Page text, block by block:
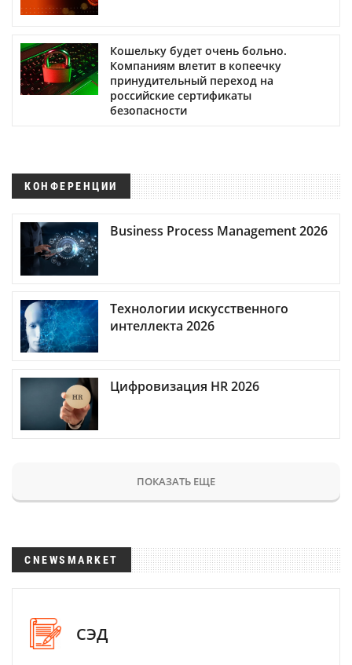
Кошельку будет очень больно.
Компаниям влетит в копеечку
принудительный переход на
российские сертификаты
безопасности
КОНФЕРЕНЦИИ
Business Process Management 2026
Технологии искусственного
интеллекта 2026
Цифровизация HR 2026
ПОКАЗАТЬ ЕЩЕ
CNEWSMARKET
СЭД